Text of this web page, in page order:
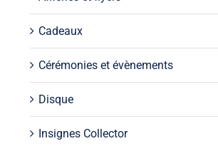
Cadeaux
Cérémonies et évènements
Disque
Insignes Collector